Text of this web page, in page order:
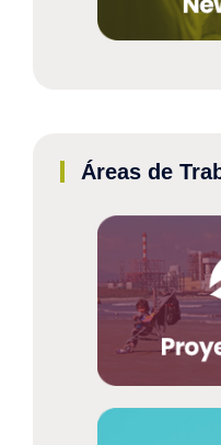
Áreas de